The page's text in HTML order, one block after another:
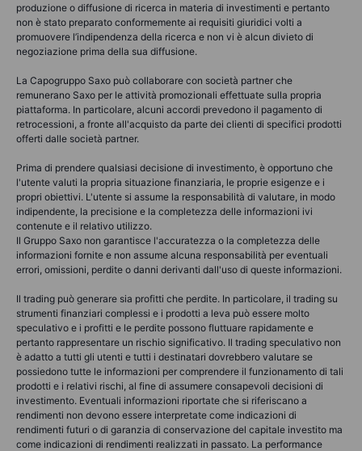
produzione o diffusione di ricerca in materia di investimenti e pertanto
non è stato preparato conformemente ai requisiti giuridici volti a
promuovere l’indipendenza della ricerca e non vi è alcun divieto di
negoziazione prima della sua diffusione.
La Capogruppo Saxo può collaborare con società partner che
remunerano Saxo per le attività promozionali effettuate sulla propria
piattaforma. In particolare, alcuni accordi prevedono il pagamento di
retrocessioni, a fronte all'acquisto da parte dei clienti di specifici prodotti
offerti dalle società partner.
Prima di prendere qualsiasi decisione di investimento, è opportuno che
l'utente valuti la propria situazione finanziaria, le proprie esigenze e i
propri obiettivi. L'utente si assume la responsabilità di valutare, in modo
indipendente, la precisione e la completezza delle informazioni ivi
contenute e il relativo utilizzo.
Il Gruppo Saxo non garantisce l'accuratezza o la completezza delle
informazioni fornite e non assume alcuna responsabilità per eventuali
errori, omissioni, perdite o danni derivanti dall'uso di queste informazioni.
Il trading può generare sia profitti che perdite. In particolare, il trading su
strumenti finanziari complessi e i prodotti a leva può essere molto
speculativo e i profitti e le perdite possono fluttuare rapidamente e
pertanto rappresentare un rischio significativo. Il trading speculativo non
è adatto a tutti gli utenti e tutti i destinatari dovrebbero valutare se
possiedono tutte le informazioni per comprendere il funzionamento di tali
prodotti e i relativi rischi, al fine di assumere consapevoli decisioni di
investimento. Eventuali informazioni riportate che si riferiscano a
rendimenti non devono essere interpretate come indicazioni di
rendimenti futuri o di garanzia di conservazione del capitale investito ma
come indicazioni di rendimenti realizzati in passato. La performance